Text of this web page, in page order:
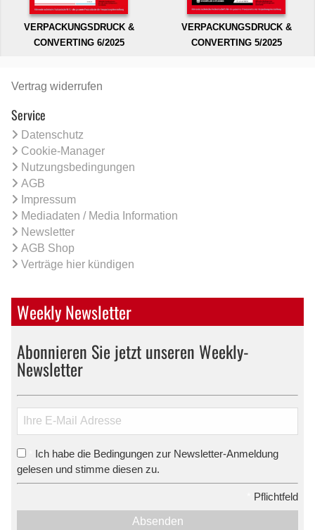
VERPACKUNGSDRUCK &
CONVERTING 6/2025
VERPACKUNGSDRUCK &
CONVERTING 5/2025
Vertrag widerrufen
Service
Datenschutz
Cookie-Manager
Nutzungsbedingungen
AGB
Impressum
Mediadaten / Media Information
Newsletter
AGB Shop
Verträge hier kündigen
Weekly Newsletter
Abonnieren Sie jetzt unseren Weekly-
Newsletter
Ich habe die Bedingungen zur Newsletter-Anmeldung
gelesen und stimme diesen zu.
Pflichtfeld
Absenden